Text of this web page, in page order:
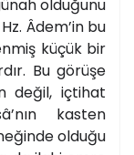
olduğunu
Âdem’in bu
küçük bir
Bu görüşe
değil, içtihat
kasten
olduğu